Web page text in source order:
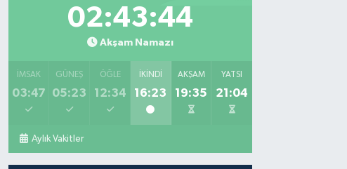
02:43:43
Akşam Namazı
İMSAK
03:47
GÜNEŞ
05:23
ÖĞLE
12:34
İKINDI
16:23
AKŞAM
19:35
YATSI
21:04
Aylık Vakitler